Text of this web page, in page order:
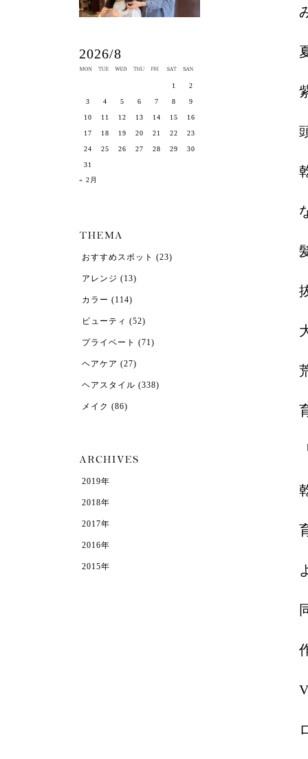
2026/8
« 2月
1 2
3 4 5 6 7 8 9
10 11 12 13 14 15 16
17 18 19 20 21 22 23
24 25 26 27 28 29 30
31
おすすめスポット (23)
アレンジ (13)
カラー (114)
ビューティ (52)
プライベート (71)
ヘアケア (27)
ヘアスタイル (338)
メイク (86)
2019年
2018年
2017年
2016年
2015年